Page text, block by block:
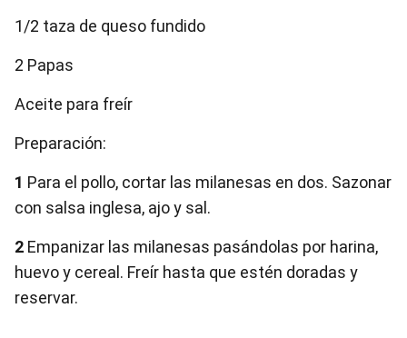
1/2 taza de queso fundido
2 Papas
Aceite para freír
Preparación:
1 Para el pollo, cortar las milanesas en dos. Sazonar
con salsa inglesa, ajo y sal.
2 Empanizar las milanesas pasándolas por harina,
huevo y cereal. Freír hasta que estén doradas y
reservar.